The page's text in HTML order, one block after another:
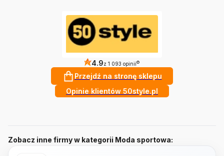
4.9z 1 093 opinii ?
Przejdź na stronę sklepu
Opinie klientów 50style.pl
Zobacz inne firmy w kategorii Moda sportowa: